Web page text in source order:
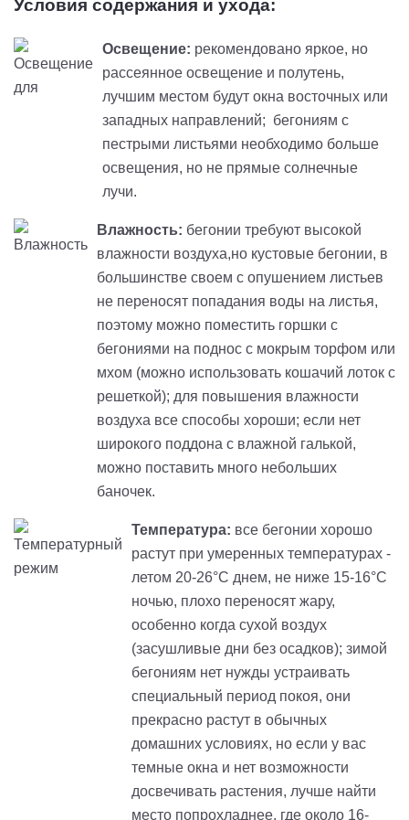
Условия содержания и ухода:
Освещение: рекомендовано яркое, но
рассеянное освещение и полутень,
лучшим местом будут окна восточных или
западных направлений; бегониям с
пестрыми листьями необходимо больше
освещения, но не прямые солнечные
лучи.
Влажность: бегонии требуют высокой
влажности воздуха,но кустовые бегонии, в
большинстве своем с опушением листьев
не переносят попадания воды на листья,
поэтому можно поместить горшки с
бегониями на поднос с мокрым торфом или
мхом (можно использовать кошачий лоток с
решеткой); для повышения влажности
воздуха все способы хороши; если нет
широкого поддона с влажной галькой,
можно поставить много небольших
баночек.
Температура: все бегонии хорошо
растут при умеренных температурах -
летом 20-26°С днем, не ниже 15-16°С
ночью, плохо переносят жару,
особенно когда сухой воздух
(засушливые дни без осадков); зимой
бегониям нет нужды устраивать
специальный период покоя, они
прекрасно растут в обычных
домашних условиях, но если у вас
темные окна и нет возможности
досвечивать растения, лучше найти
место попрохладнее, где около 16-